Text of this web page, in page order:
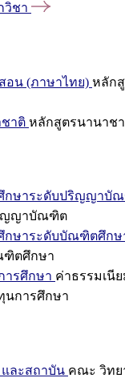
วิชา
อน (ภาษาไทย) หลัก
าติ หลักสูตรนานาช
กษาระดับปริญญาบั
ญญาบัณฑิต
กษาระดับบัณฑิตศึกษ
ฑิตศึกษา
ารศึกษา ค่าธรรมเนี
นการศึกษา
ละสถาบัน คณะ วิทย